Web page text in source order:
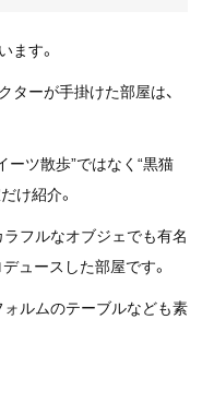
ます。
ーが手掛けた部屋は、
ーツ散歩”ではなく“黒猫
け紹介。
フルなオブジェでも有名
ュースした部屋です。
ルムのテーブルなども素